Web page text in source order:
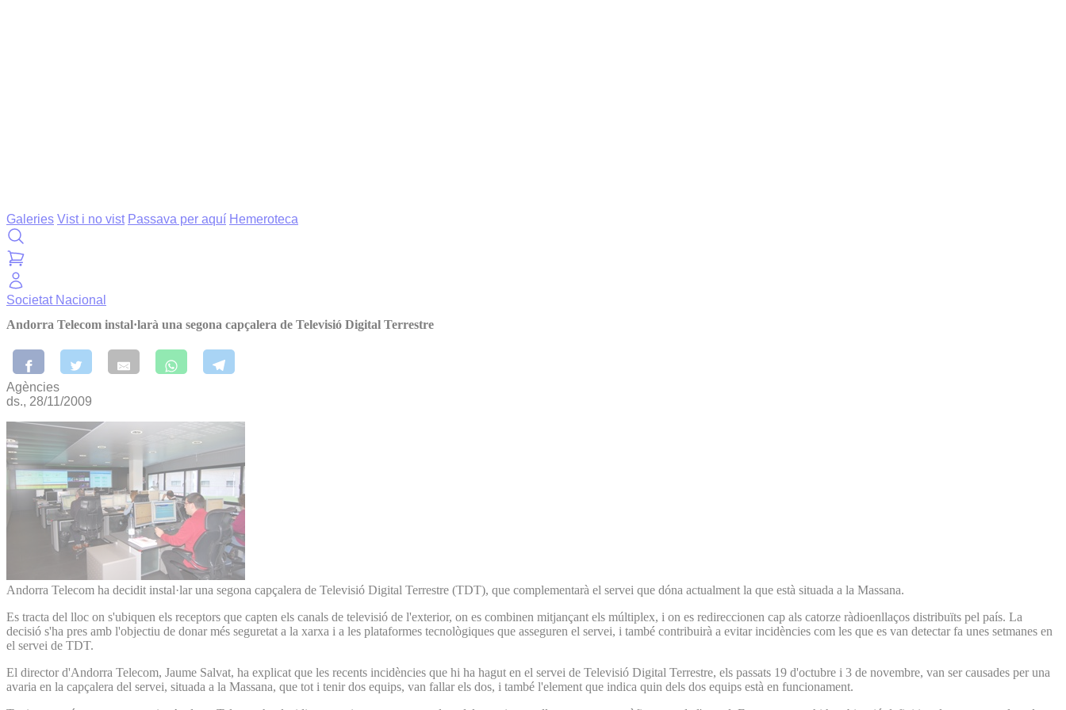
Galeries Vist i no vist Passava per aquí Hemeroteca
Societat Nacional
Andorra Telecom instal·larà una segona capçalera de Televisió Digital Terrestre
Agències
ds., 28/11/2009
Andorra Telecom ha decidit instal·lar una segona capçalera de Televisió Digital Terrestre (TDT), que complementarà el servei que dóna actualment la que està situada a la Massana.
Es tracta del lloc on s'ubiquen els receptors que capten els canals de televisió de l'exterior, on es combinen mitjançant els múltiplex, i on es redireccionen cap als catorze ràdioenllaços distribuïts pel país. La
decisió s'ha pres amb l'objectiu de donar més seguretat a la xarxa i a les plataformes tecnològiques que asseguren el servei, i també contribuirà a evitar incidències com les que es van detectar fa unes setmanes en
el servei de TDT.
El director d'Andorra Telecom, Jaume Salvat, ha explicat que les recents incidències que hi ha hagut en el servei de Televisió Digital Terrestre, els passats 19 d'octubre i 3 de novembre, van ser causades per una
avaria en la capçalera del servei, situada a la Massana, que tot i tenir dos equips, van fallar els dos, i també l'element que indica quin dels dos equips està en funcionament.